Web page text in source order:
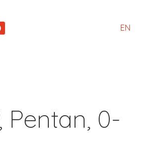
EN
Pentan, 0-